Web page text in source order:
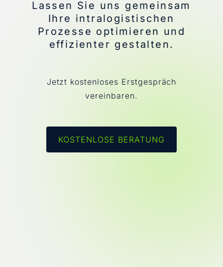
Lassen Sie uns gemeinsam
Ihre intralogistischen
Prozesse optimieren und
effizienter gestalten.
Jetzt kostenloses Erstgespräch
vereinbaren.
KOSTENLOSE BERATUNG